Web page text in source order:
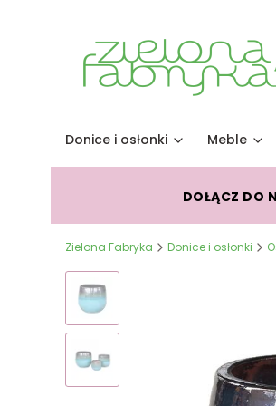
Donice i osłonki Meble
DOŁĄCZ DO
Zielona Fabryka Donice i osłonki